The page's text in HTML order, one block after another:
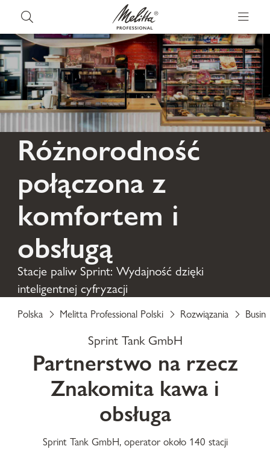
Różnorodność
połączona z
komfortem i
obsługą
Stacje paliw Sprint: Wydajność dzięki
inteligentnej cyfryzacji
Polska Melitta Professional Polski Rozwiązania
Sprint Tank GmbH
Partnerstwo na rzecz
Znakomita kawa i
obsługa
Sprint Tank GmbH, operator około 140 stacji